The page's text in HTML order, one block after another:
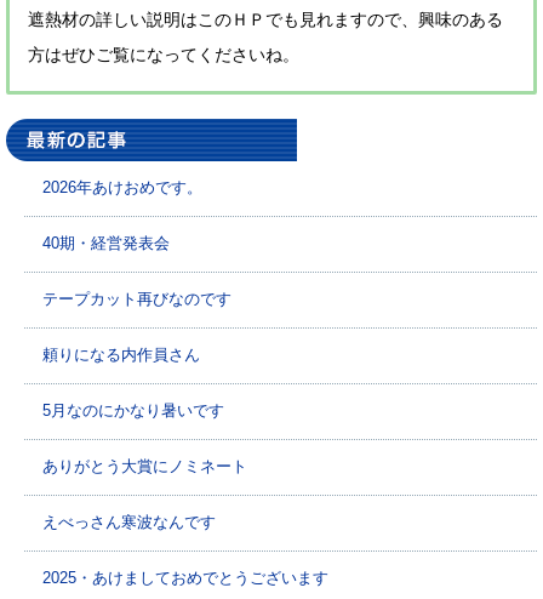
遮熱材の詳しい説明はこのＨＰでも見れますので、興味のある
方はぜひご覧になってくださいね。
2026年あけおめです。
40期・経営発表会
テープカット再びなのです
頼りになる内作員さん
5月なのにかなり暑いです
ありがとう大賞にノミネート
えべっさん寒波なんです
2025・あけましておめでとうございます